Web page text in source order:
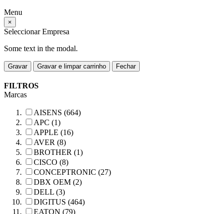
Menu
×
Seleccionar Empresa
Some text in the modal.
Gravar Gravar e limpar carrinho Fechar
FILTROS
Marcas
AISENS (664)
APC (1)
APPLE (16)
AVER (8)
BROTHER (1)
CISCO (8)
CONCEPTRONIC (27)
DBX OEM (2)
DELL (3)
DIGITUS (464)
EATON (79)